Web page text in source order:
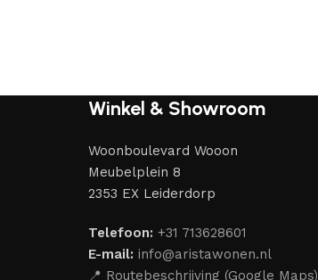
Winkel & Showroom
Woonboulevard Wooon
Meubelplein 8
2353 EX Leiderdorp
Telefoon: +31 713628601
E-mail: info@aristawonen.nl
📍 Routebeschrijving (Google Maps)